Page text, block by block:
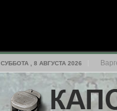
СУББОТА , 8 АВГУСТА 2026